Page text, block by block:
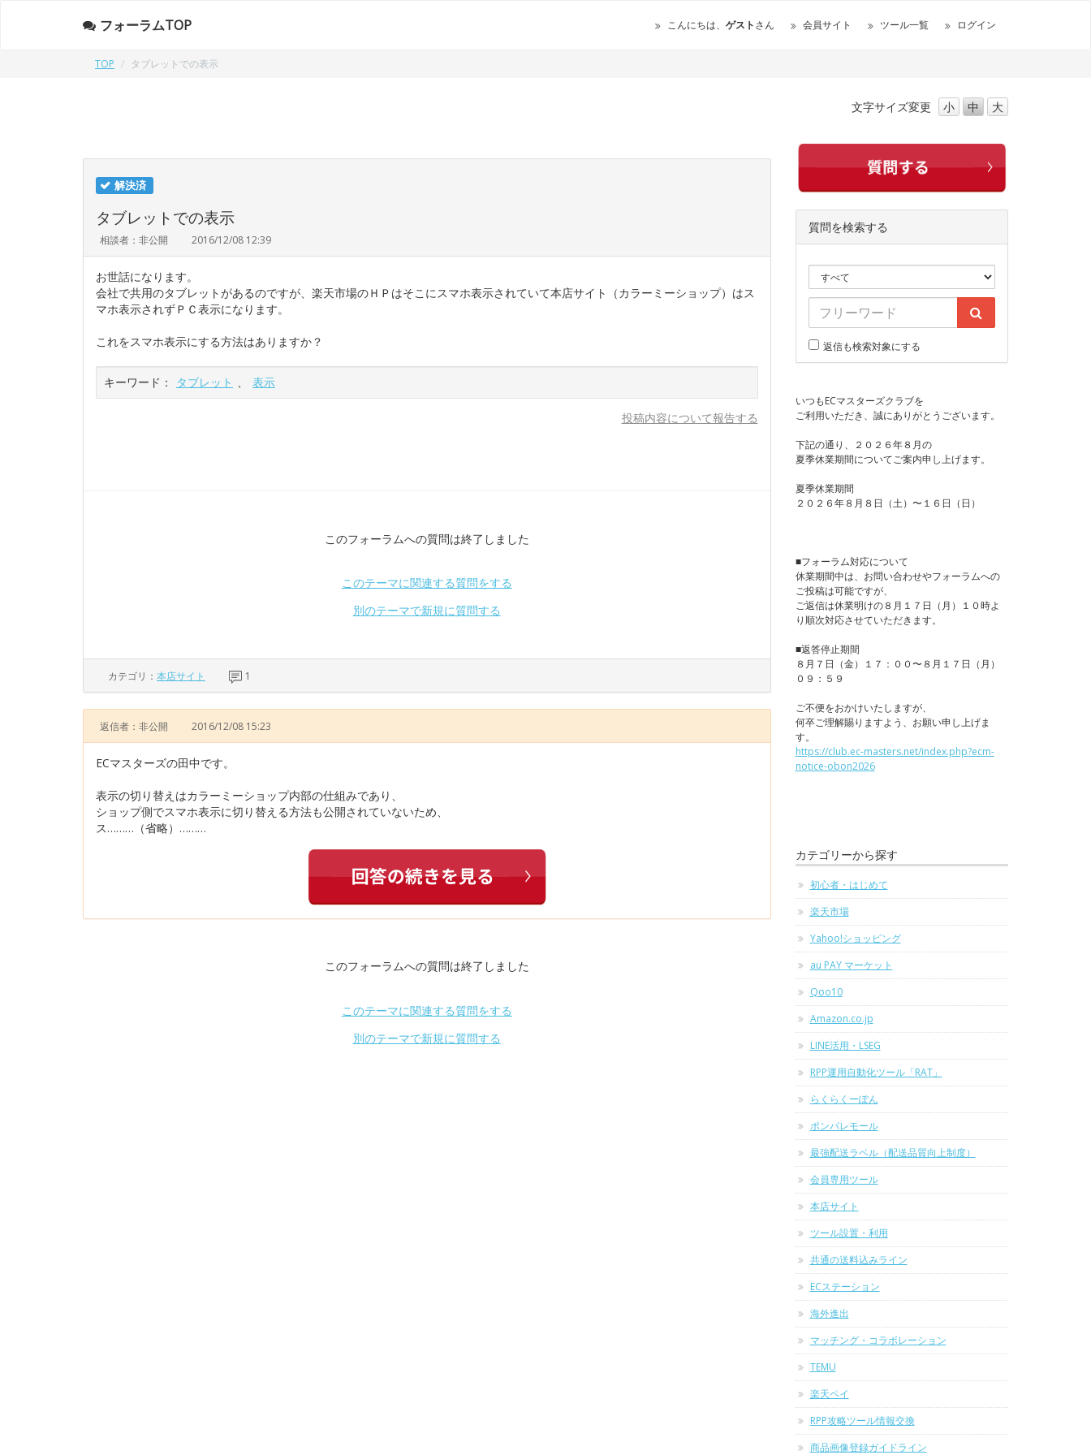
フォーラムTOP こんにちは、 ゲストさん 会員サイト ツール一覧 ログイン
TOP タブレットでの表示
文字サイズ変更 小 中 大
解決済
タブレットでの表示
相談者：非公開 2016/12/08 12:39
お世話になります。
会社で共用のタブレットがあるのですが、楽天市場のＨＰはそこにスマホ表示されていて本店サイト（カラーミーショップ）はス
マホ表示されずＰＣ表示になります。
これをスマホ表示にする方法はありますか？
キーワード： タブレット 、 表示
投稿内容について報告する
このフォーラムへの質問は終了しました
このテーマに関連する質問をする
別のテーマで新規に質問する
カテゴリ： 本店サイト 1
返信者：非公開 2016/12/08 15:23
ECマスターズの田中です。
表示の切り替えはカラーミーショップ内部の仕組みであり、
ショップ側でスマホ表示に切り替える方法も公開されていないため、
ス………（省略）………
このフォーラムへの質問は終了しました
このテーマに関連する質問をする
別のテーマで新規に質問する
質問を検索する
返信も検索対象にする
いつもECマスターズクラブを
ご利用いただき、誠にありがとうございます。
下記の通り、２０２６年８月の
夏季休業期間についてご案内申し上げます。
夏季休業期間
２０２６年８月８日（土）〜１６日（日）
■フォーラム対応について
休業期間中は、お問い合わせやフォーラムへの
ご投稿は可能ですが、
ご返信は休業明けの８月１７日（月）１０時よ
り順次対応させていただきます。
■返答停止期間
８月７日（金）１７：００〜８月１７日（月）
０９：５９
ご不便をおかけいたしますが、
何卒ご理解賜りますよう、お願い申し上げま
す。
https://club.ec-masters.net/index.php?ecm-
notice-obon2026
カテゴリーから探す
初心者・はじめて
楽天市場
Yahoo!ショッピング
au PAY マーケット
Qoo10
Amazon.co.jp
LINE活用・LSEG
RPP運用自動化ツール「RAT」
らくらくーぽん
ポンパレモール
最強配送ラベル（配送品質向上制度）
会員専用ツール
本店サイト
ツール設置・利用
共通の送料込みライン
ECステーション
海外進出
マッチング・コラボレーション
TEMU
楽天ペイ
RPP攻略ツール情報交換
商品画像登録ガイドライン